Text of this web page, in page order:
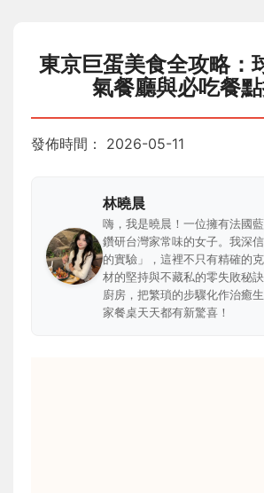
東京巨蛋美食全攻略：
氣餐廳與必吃餐
發佈時間： 2026-05-11
林曉晨
嗨，我是曉晨！一位擁有法國
鑽研台灣家常味的女子。我深
的實驗」，這裡不只有精確的
材的堅持與不藏私的零失敗秘
廚房，把繁瑣的步驟化作治癒
家餐桌天天都有新驚喜！